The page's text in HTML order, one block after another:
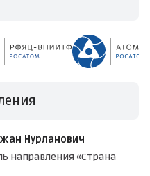
Нурланович
направления «Страна